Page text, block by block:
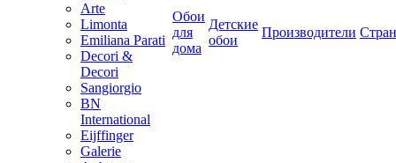
Arte
Limonta
Emiliana Parati
Decori &
Decori
Sangiorgio
BN
International
Eijffinger
Galerie
Обои
для
дома
Детские
обои
Производители